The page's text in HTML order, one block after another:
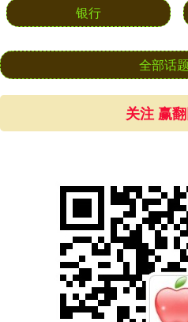
银行
全部话
关注 赢